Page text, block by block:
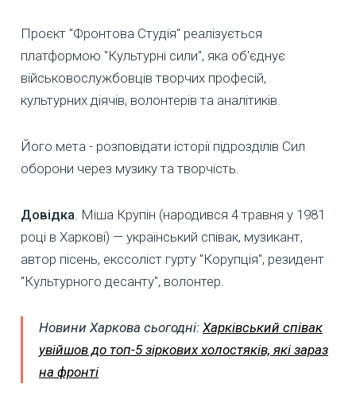
Проєкт "Фронтова Студія" реалізується
платформою "Культурні сили", яка об'єднує
військовослужбовців творчих професій,
культурних діячів, волонтерів та аналітиків.
Його мета - розповідати історії підрозділів Сил
оборони через музику та творчість.
Довідка . Міша Крупін (народився 4 травня у 1981
році в Харкові) — український співак, музикант,
автор пісень, екссоліст гурту "Корупція", резидент
"Культурного десанту", волонтер.
Новини Харкова сьогодні: Харківський співак
увійшов до топ-5 зіркових холостяків, які зараз
на фронті